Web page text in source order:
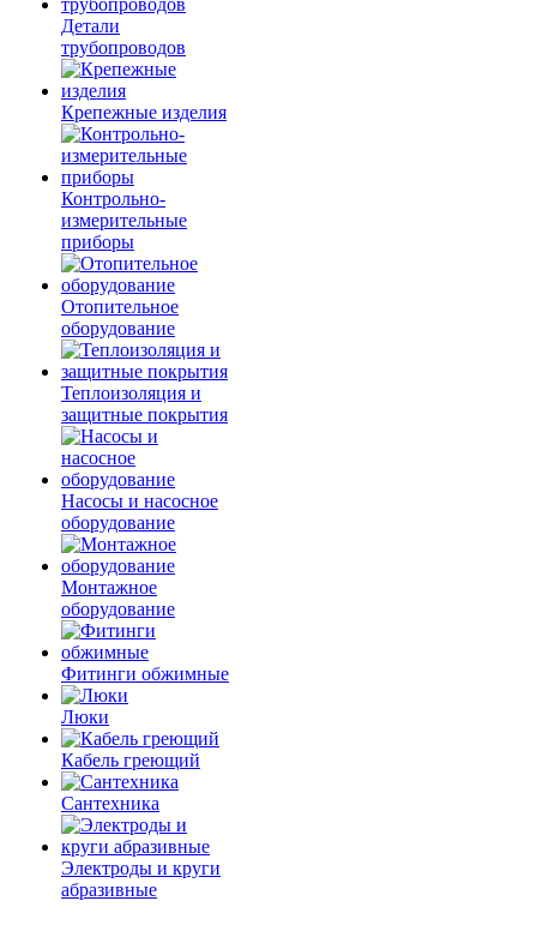
Детали
трубопроводов
Крепежные изделия
Контрольно-
измерительные
приборы
Отопительное
оборудование
Теплоизоляция и
защитные покрытия
Насосы и насосное
оборудование
Монтажное
оборудование
Фитинги обжимные
Люки
Кабель греющий
Сантехника
Электроды и круги
абразивные